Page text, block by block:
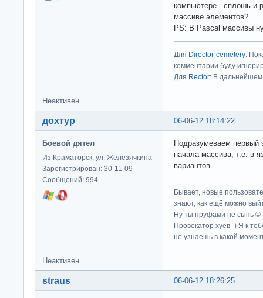
компьютере - сплошь и
массиве элементов?
PS: В Pascal массивы
Для Director-cemetery:
комментарии буду
Для Rector: В дальнейшем
Неактивен
06-06-12 18:14:22
дохтур
Боевой дятел
Из Краматорск, ул. Железячкина
Зарегистрирован: 30-11-09
Сообщений: 994
Подразумеваем
начала массива, т.е. в
вариантов
Бывает, новые
знают, как ещё можно
Ну ты пруфами не сыпь ©
Провокатор хуев -) Я к
не узнаешь в какой
Неактивен
06-06-12 18:26:25
straus